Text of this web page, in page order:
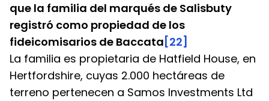
que la familia del marqués de Salisbuty
registró como propiedad de los
fideicomisarios de Baccata [22]
La familia es propietaria de Hatfield House, en
Hertfordshire, cuyas 2.000 hectáreas de
terreno pertenecen a Samos Investments Ltd